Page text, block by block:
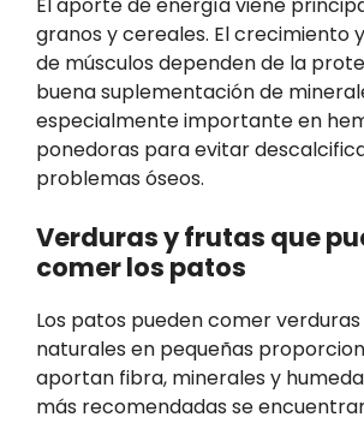
granos y cereales. El crecimiento
de músculos dependen de la
buena suplementación de
especialmente importante en
ponedoras para evitar
problemas óseos.
Verduras y frutas que
comer los patos
Los patos pueden comer
naturales en pequeñas
aportan fibra, minerales y
más recomendadas se